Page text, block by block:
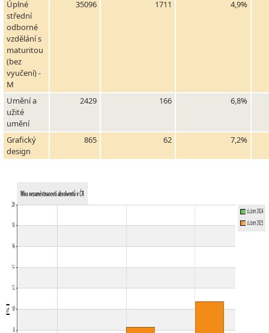
Úplné
střední
odborné
vzdělání s
maturitou
(bez
vyučení) -
M
35096 1711 4,9%
Umění a
užité
umění
2429 166 6,8%
Grafický
design
865 62 7,2%